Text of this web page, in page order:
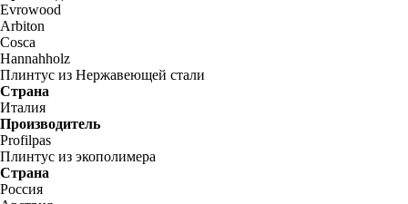
Evrowood
Arbiton
Cosca
Hannahholz
Плинтус из Нержавеющей стали
Страна
Италия
Производитель
Profilpas
Плинтус из экополимера
Страна
Россия